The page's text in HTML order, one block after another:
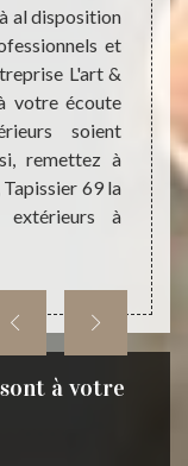
al disposition
et
L'art &
votre écoute
soient
remettez à
69 la
extérieurs à
la
de
à votre